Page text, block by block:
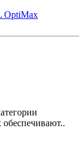
OptiMax